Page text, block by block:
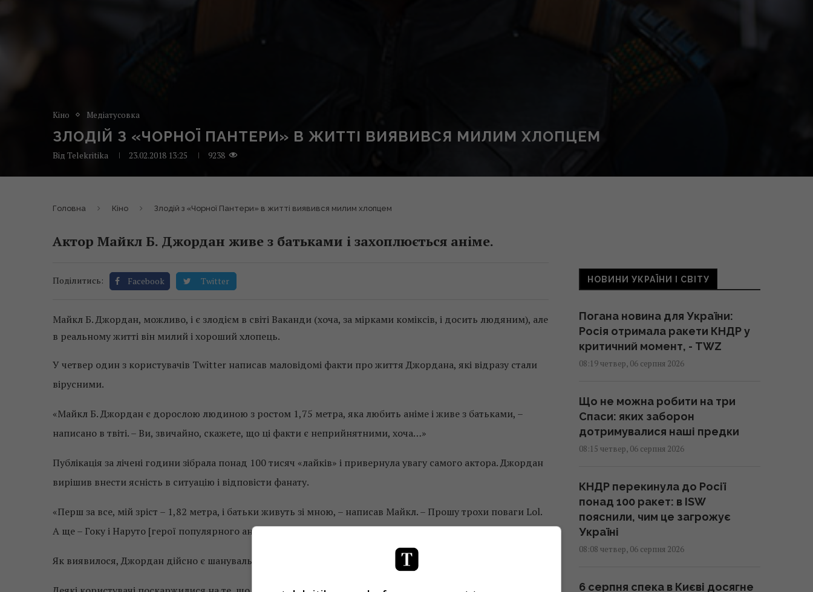
Кіно Медіатусовка
ЗЛОДІЙ З «ЧОРНОЇ ПАНТЕРИ» В ЖИТТІ ВИЯВИВСЯ МИЛИМ ХЛОПЦЕМ
Від Telekritika 23.02.2018 13:25 9238
Головна Кіно Злодій з «Чорної Пантери» в житті виявився милим хлопцем
Актор Майкл Б. Джордан живе з батьками і захоплюється аніме.
Поділитись: Facebook Twitter
Майкл Б. Джордан, можливо, і є злодієм в світі Ваканди (хоча, за мірками коміксів, і досить людяним), але
в реальному житті він милий і хороший хлопець.
У четвер один з користувачів Twitter написав маловідомі факти про життя Джордана, які відразу стали
вірусними.
«Майкл Б. Джордан є дорослою людиною з ростом 1,75 метра, яка любить аніме і живе з батьками, –
написано в твіті. – Ви, звичайно, скажете, що ці факти є неприйнятними, хоча…»
Публікація за лічені години зібрала понад 100 тисяч «лайків» і привернула увагу самого актора. Джордан
вирішив внести ясність в ситуацію і відповісти фанату.
«Перш за все, мій зріст – 1,82 метра, і батьки живуть зі мною, – написав Майкл. – Прошу трохи поваги Lol.
А ще – Гоку і Наруто [герої популярного аніме. – Прим. ред.] назавжди Lol».
Як виявилося, Джордан дійсно є шанувальником японських мультфільмів.
НОВИНИ УКРАЇНИ І СВІТУ
Погана новина для України:
Росія отримала ракети КНДР у
критичний момент, - TWZ
08:19 четвер, 06 серпня 2026
Що не можна робити на три
Спаси: яких заборон
дотримувалися наші предки
08:15 четвер, 06 серпня 2026
КНДР перекинула до Росії
понад 100 ракет: в ISW
пояснили, чим це загрожує
Україні
08:08 четвер, 06 серпня 2026
6 серпня спека в Києві досягне